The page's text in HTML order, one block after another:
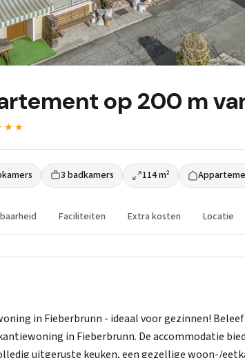
op 200 m
3 badkamers 114 m²
Faciliteiten Extra kosten Locatie
in Fieberbrunn - ideaal voor gezinnen!
in Fieberbrunn. De accommodatie
uitgeruste keuken, een gezellige woon-/